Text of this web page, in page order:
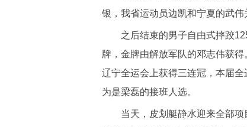
银，我省运动员边凯和宁夏的武伟
之后结束的男子自由式摔跤125
牌，金牌由解放军队的邓志伟获
辽宁全运会上获得三连冠，本届
为是梁磊的接班人选。
当天，皮划艇静水迎来全部项